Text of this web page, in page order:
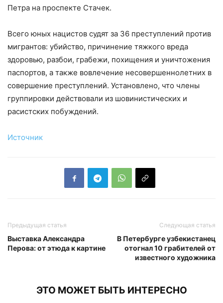
Петра на проспекте Стачек.
Всего юных нацистов судят за 36 преступлений против
мигрантов: убийство, причинение тяжкого вреда
здоровью, разбои, грабежи, похищения и уничтожения
паспортов, а также вовлечение несовершеннолетних в
совершение преступлений. Установлено, что члены
группировки действовали из шовинистических и
расистских побуждений.
Источник
Предыдущая статья
Выставка Александра
Перова: от этюда к картине
Следующая статья
В Петербурге узбекистанец
отогнал 10 грабителей от
известного художника
ЭТО МОЖЕТ БЫТЬ ИНТЕРЕСНО